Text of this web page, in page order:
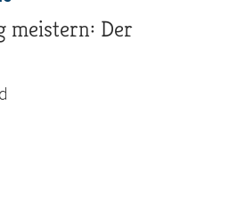
meistern: Der